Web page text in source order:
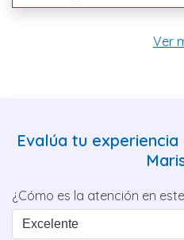
Ver
Evalúa tu
¿Cómo es la atención en